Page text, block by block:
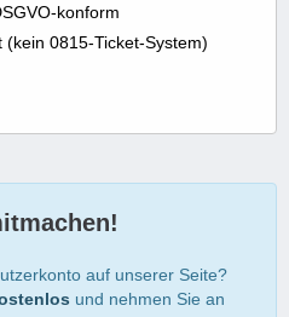
konform
0815-Ticket-System)
auf unserer Seite?
und nehmen Sie an